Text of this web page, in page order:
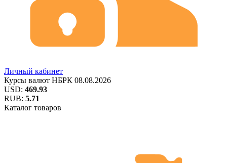
Личный кабинет
Курсы валют НБРК 08.08.2026
USD: 469.93
RUB: 5.71
Каталог товаров